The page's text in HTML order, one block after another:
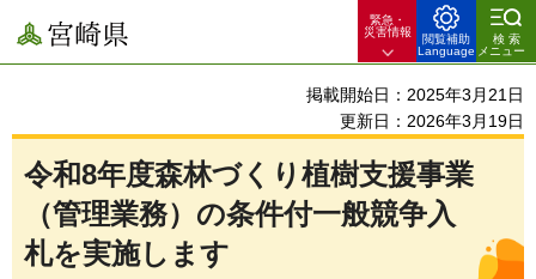
宮崎県
緊急・
災害情報
閲覧補助
Language
検索
メニュー
掲載開始日：2025年3月21日
更新日：2026年3月19日
令和8年度森林づくり植樹支援事業
（管理業務）の条件付一般競争入
札を実施します